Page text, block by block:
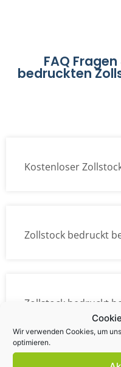
Wir verwenden Cookies, um
optimieren.
FAQ
bedruckten
Kostenloser
Zollstock bedruckt
Zollstock bedruckt